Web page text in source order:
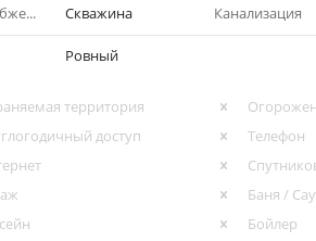
Водоснабжение Скважина Канализация
Ровный
территория
доступ
Телефон
Баня /
Бойлер